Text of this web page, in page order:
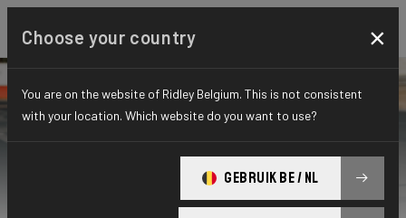
Category: Nieuws
Choose your country ×
You are on the website of Ridley Belgium. This is not consistent
with your location. Which website do you want to use?
GEBRUIK BE / NL